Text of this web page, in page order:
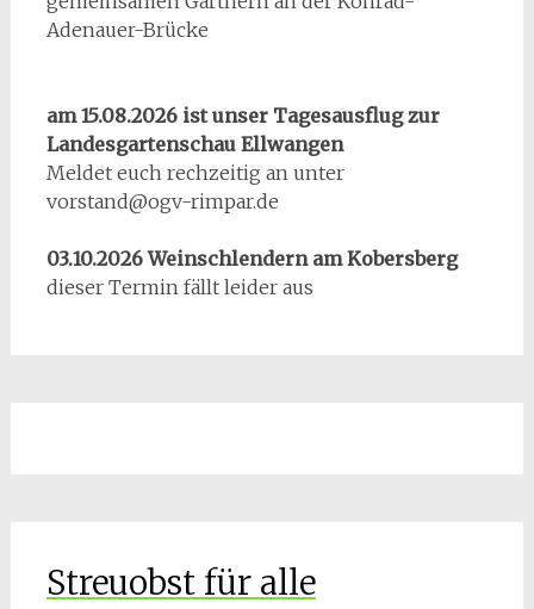
Adenauer-Brücke
am 15.08.2026 ist unser Tagesausflug zur
Landesgartenschau Ellwangen
Meldet euch rechzeitig an unter
vorstand@ogv-rimpar.de
03.10.2026 Weinschlendern am Kobersberg
dieser Termin fällt leider aus
Streuobst für alle